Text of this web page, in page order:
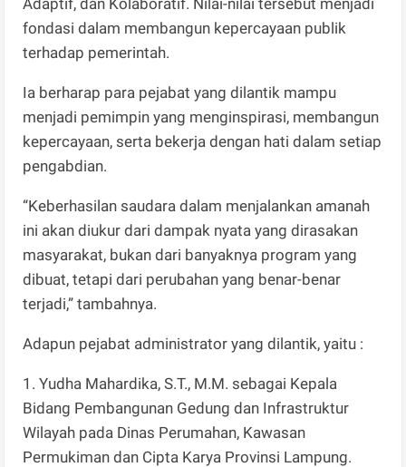
fondasi dalam membangun kepercayaan publik
terhadap pemerintah.
Ia berharap para pejabat yang dilantik mampu
menjadi pemimpin yang menginspirasi, membangun
kepercayaan, serta bekerja dengan hati dalam setiap
pengabdian.
“Keberhasilan saudara dalam menjalankan amanah
ini akan diukur dari dampak nyata yang dirasakan
masyarakat, bukan dari banyaknya program yang
dibuat, tetapi dari perubahan yang benar-benar
terjadi,” tambahnya.
Adapun pejabat administrator yang dilantik, yaitu :
1. Yudha Mahardika, S.T., M.M. sebagai Kepala
Bidang Pembangunan Gedung dan Infrastruktur
Wilayah pada Dinas Perumahan, Kawasan
Permukiman dan Cipta Karya Provinsi Lampung.